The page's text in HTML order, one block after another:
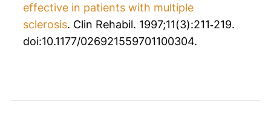
effective in patients with multiple
sclerosis. Clin Rehabil. 1997;11(3):211‐219.
doi:10.1177/026921559701100304.